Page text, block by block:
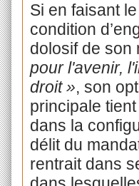
Si en faisant
condition
dolosif de son
pour l'avenir,
droit », son
principale
dans la
délit du
rentrait dans